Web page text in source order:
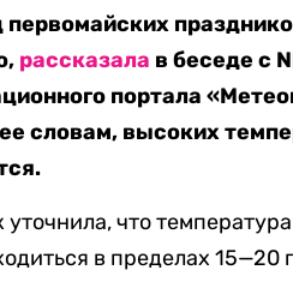
первомайских
рассказала в беседе с
портала
словам, высоких
уточнила, что
в пределах 15—20